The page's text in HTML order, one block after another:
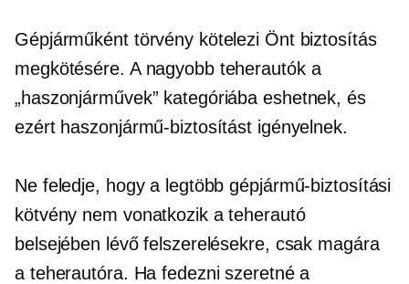
Gépjárműként törvény kötelezi Önt biztosítás
megkötésére. A nagyobb teherautók a
„haszonjárművek” kategóriába eshetnek, és
ezért haszonjármű-biztosítást igényelnek.
Ne feledje, hogy a legtöbb gépjármű-biztosítási
kötvény nem vonatkozik a teherautó
belsejében lévő felszerelésekre, csak magára
a teherautóra. Ha fedezni szeretné a